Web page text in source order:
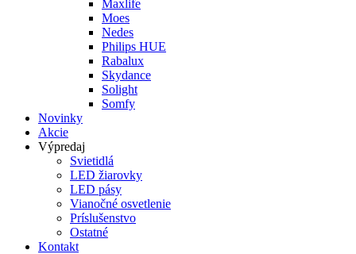
Maxlife
Moes
Nedes
Philips HUE
Rabalux
Skydance
Solight
Somfy
Novinky
Akcie
Výpredaj
Svietidlá
LED žiarovky
LED pásy
Vianočné osvetlenie
Príslušenstvo
Ostatné
Kontakt